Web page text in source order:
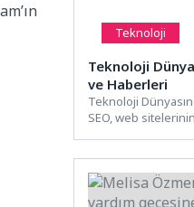
Teknoloji
Teknoloji
ve Haberleri
Teknoloji
SEO, web